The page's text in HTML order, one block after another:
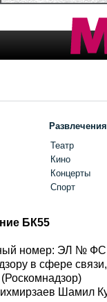
Развлечения
Театр
Кино
Концерты
Спорт
БК55
номер: ЭЛ № ФС
в сфере
Шамил